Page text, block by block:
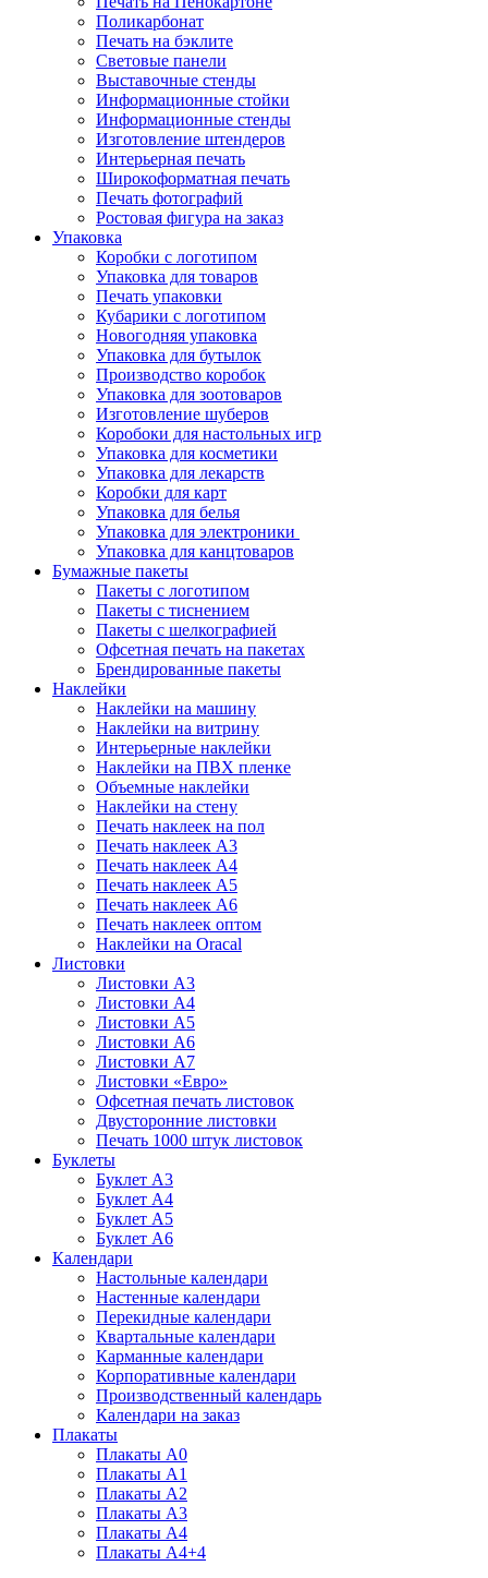
Поликарбонат
Печать на бэклите
Световые панели
Выставочные стенды
Информационные стойки
Информационные стенды
Изготовление штендеров
Интерьерная печать
Широкоформатная печать
Печать фотографий
Ростовая фигура на заказ
Упаковка
Коробки с логотипом
Упаковка для товаров
Печать упаковки
Кубарики с логотипом
Новогодняя упаковка
Упаковка для бутылок
Производство коробок
Упаковка для зоотоваров
Изготовление шуберов
Коробоки для настольных игр
Упаковка для косметики
Упаковка для лекарств
Коробки для карт
Упаковка для белья
Упаковка для электроники
Упаковка для канцтоваров
Бумажные пакеты
Пакеты с логотипом
Пакеты с тиснением
Пакеты с шелкографией
Офсетная печать на пакетах
Брендированные пакеты
Наклейки
Наклейки на машину
Наклейки на витрину
Интерьерные наклейки
Наклейки на ПВХ пленке
Объемные наклейки
Наклейки на стену
Печать наклеек на пол
Печать наклеек А3
Печать наклеек А4
Печать наклеек А5
Печать наклеек А6
Печать наклеек оптом
Наклейки на Oracal
Листовки
Листовки А3
Листовки А4
Листовки А5
Листовки А6
Листовки А7
Листовки «Евро»
Офсетная печать листовок
Двусторонние листовки
Печать 1000 штук листовок
Буклеты
Буклет А3
Буклет А4
Буклет А5
Буклет А6
Календари
Настольные календари
Настенные календари
Перекидные календари
Квартальные календари
Карманные календари
Корпоративные календари
Производственный календарь
Календари на заказ
Плакаты
Плакаты А0
Плакаты А1
Плакаты А2
Плакаты А3
Плакаты А4
Плакаты А4+4